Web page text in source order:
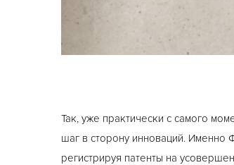
Так, уже практически с самого
шаг в сторону инноваций. Именно
регистрируя патенты на